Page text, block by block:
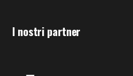
I nostri partner